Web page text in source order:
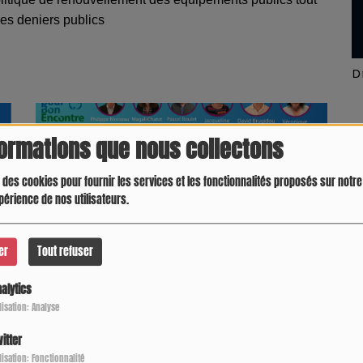
que nous collectons
cookies pour fournir les services et les fonctionnalités proposés sur
de nos utilisateurs.
Tout refuser
Analyse
Fonctionnalité
deniers publics
Elections Municipales : La liste Unis Pour Bon